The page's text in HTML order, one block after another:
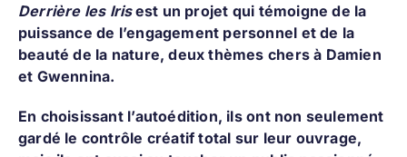
Derrière les Irisest un projet qui témoigne de la
puissance de l’engagement personnel et de la
beauté de la nature, deux thèmes chers à Damien
et Gwennina.
En choisissant l’autoédition, ils ont non seulement
gardé le contrôle créatif total sur leur ouvrage,